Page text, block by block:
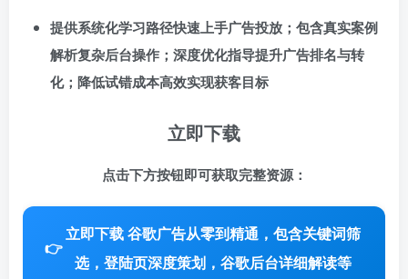
提供系统化学习路径快速上手广告投放；包含真实案例
解析复杂后台操作；深度优化指导提升广告排名与转
化；降低试错成本高效实现获客目标
立即下载
点击下方按钮即可获取完整资源：
👉
立即下载 谷歌广告从零到精通，包含关键词筛
选，登陆页深度策划，谷歌后台详细解读等